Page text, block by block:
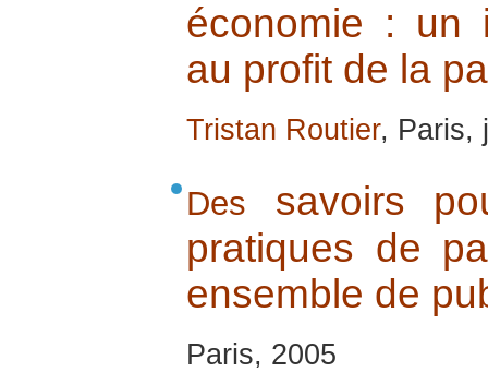
économie : un
au profit de la
Tristan Routier, Paris,
Des
savoirs
pratiques de
ensemble de
Paris, 2005